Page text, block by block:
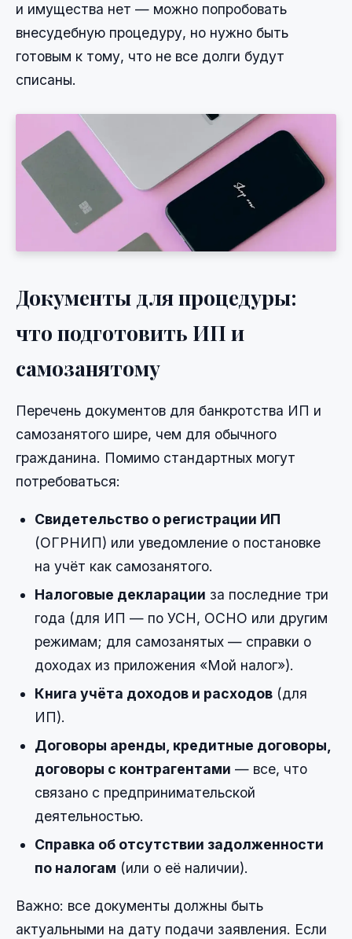
и имущества нет — можно попробовать
внесудебную процедуру, но нужно быть
готовым к тому, что не все долги будут
списаны.
Документы для процедуры:
что подготовить ИП и
самозанятому
Перечень документов для банкротства ИП и
самозанятого шире, чем для обычного
гражданина. Помимо стандартных могут
потребоваться:
Свидетельство о регистрации ИП
(ОГРНИП) или уведомление о постановке
на учёт как самозанятого.
Налоговые декларации за последние три
года (для ИП — по УСН, ОСНО или другим
режимам; для самозанятых — справки о
доходах из приложения «Мой налог»).
Книга учёта доходов и расходов (для
ИП).
Договоры аренды, кредитные договоры,
договоры с контрагентами — все, что
связано с предпринимательской
деятельностью.
Справка об отсутствии задолженности
по налогам (или о её наличии).
Важно: все документы должны быть
актуальными на дату подачи заявления. Если